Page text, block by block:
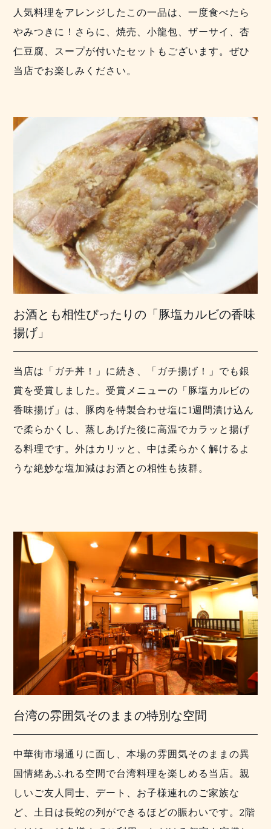
人気料理をアレンジしたこの一品は、一度食べたら
やみつきに！さらに、焼売、小龍包、ザーサイ、杏
仁豆腐、スープが付いたセットもございます。ぜひ
当店でお楽しみください。
お酒とも相性ぴったりの「豚塩カルビの香味
揚げ」
当店は「ガチ丼！」に続き、「ガチ揚げ！」でも銀
賞を受賞しました。受賞メニューの「豚塩カルビの
香味揚げ」は、豚肉を特製合わせ塩に1週間漬け込ん
で柔らかくし、蒸しあげた後に高温でカラッと揚げ
る料理です。外はカリッと、中は柔らかく解けるよ
うな絶妙な塩加減はお酒との相性も抜群。
台湾の雰囲気そのままの特別な空間
中華街市場通りに面し、本場の雰囲気そのままの異
国情緒あふれる空間で台湾料理を楽しめる当店。親
しいご友人同士、デート、お子様連れのご家族な
ど、土日は長蛇の列ができるほどの賑わいです。2階